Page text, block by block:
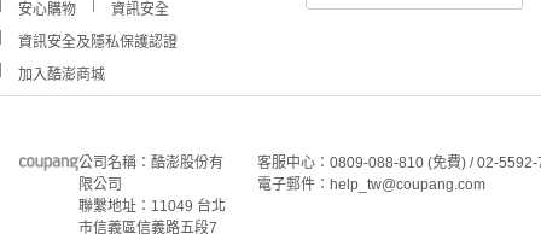
安心購物
資訊安全
資訊安全及隱私保護認證
加入酷澎商城
公司名稱：酷澎股份有
限公司
聯繫地址：11049 台北
市信義區信義路五段7
客服中心：0809-088-810 (免費) / 02-
電子郵件：help_tw@coupang.com